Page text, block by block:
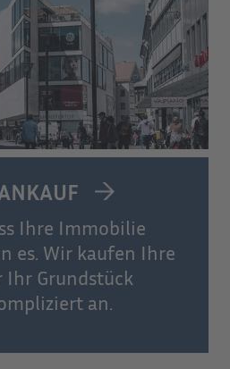
Ihre Immobilie
es. Wir kaufen Ihre
Grundstück
an.